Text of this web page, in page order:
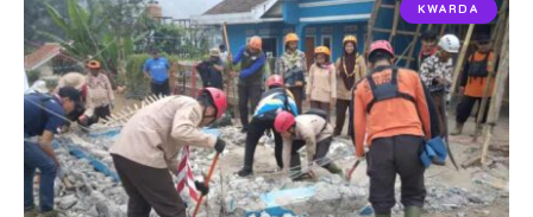
KWARDA